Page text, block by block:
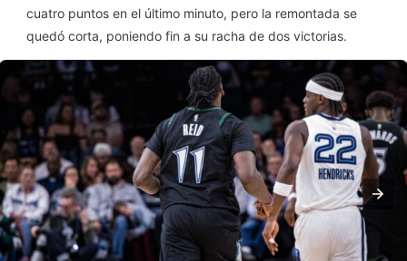
cuatro puntos en el último minuto, pero la remontada se
quedó corta, poniendo fin a su racha de dos victorias.